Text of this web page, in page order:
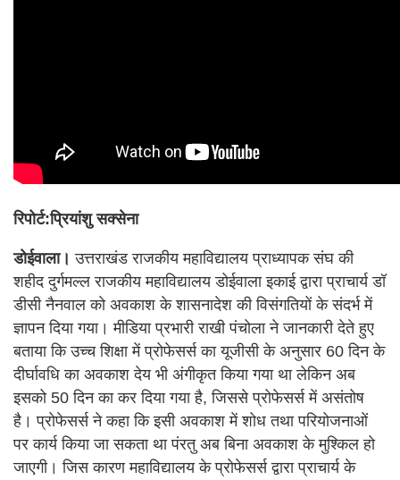
रिपोर्ट:प्रियांशु सक्सेना
डोईवाला। उत्तराखंड राजकीय महाविद्यालय प्राध्यापक संघ की
शहीद दुर्गमल्ल राजकीय महाविद्यालय डोईवाला इकाई द्वारा प्राचार्य डॉ
डीसी नैनवाल को अवकाश के शासनादेश की विसंगतियों के संदर्भ में
ज्ञापन दिया गया। मीडिया प्रभारी राखी पंचोला ने जानकारी देते हुए
बताया कि उच्च शिक्षा में प्रोफेसर्स का यूजीसी के अनुसार 60 दिन के
दीर्घावधि का अवकाश देय भी अंगीकृत किया गया था लेकिन अब
इसको 50 दिन का कर दिया गया है, जिससे प्रोफेसर्स में असंतोष
है। प्रोफेसर्स ने कहा कि इसी अवकाश में शोध तथा परियोजनाओं
पर कार्य किया जा सकता था पंरतु अब बिना अवकाश के मुश्किल हो
जाएगी। जिस कारण महाविद्यालय के प्रोफेसर्स द्वारा प्राचार्य के